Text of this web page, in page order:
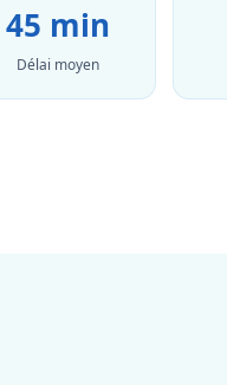
45 min
Délai moyen